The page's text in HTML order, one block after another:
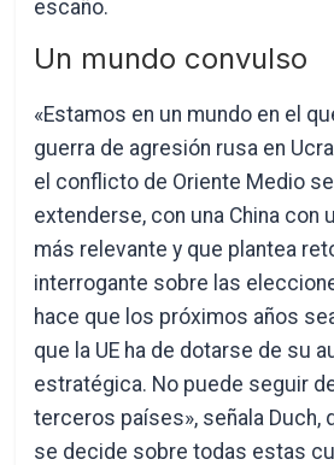
escaño.
Un mundo convulso
«Estamos en un mundo en el
guerra de agresión rusa en
el conflicto de Oriente Medio
extenderse, con una China con
más relevante y que plantea
interrogante sobre las
hace que los próximos años
que la UE ha de dotarse de su
estratégica. No puede seguir
terceros países», señala Duch,
se decide sobre todas estas